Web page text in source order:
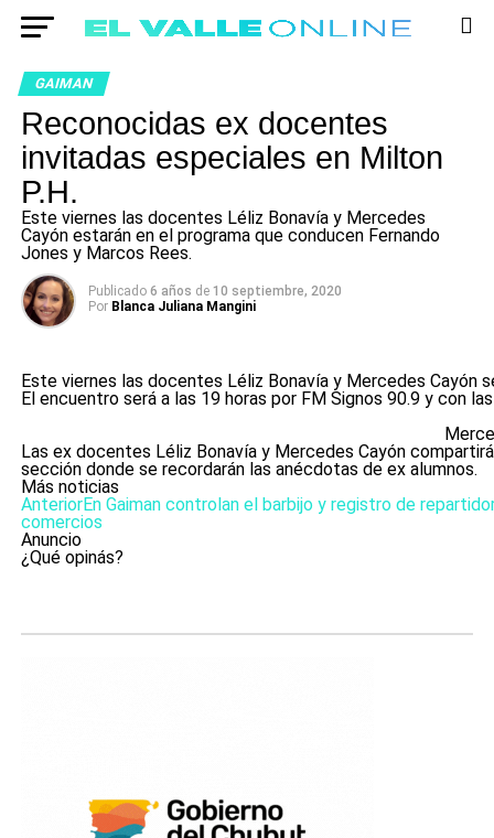
GAIMAN
Reconocidas ex docentes
invitadas especiales en Milton
P.H.
Este viernes las docentes Léliz Bonavía y Mercedes
Cayón estarán en el programa que conducen Fernando
Jones y Marcos Rees.
Publicado 6 años de 10 septiembre, 2020
Por Blanca Juliana Mangini
Este viernes las docentes Léliz Bonavía y Mercedes Cayón
El encuentro será a las 19 horas por FM Signos 90.9 y con
Las ex docentes Léliz Bonavía y Mercedes Cayón
sección donde se recordarán las anécdotas de ex alumnos.
Más noticias
AnteriorEn Gaiman controlan el barbijo y registro de
comercios
Anuncio
¿Qué opinás?